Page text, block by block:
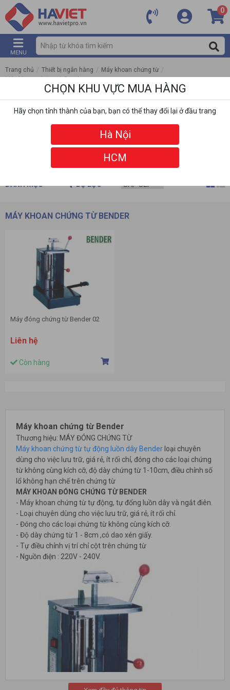
0
MENU
Trang chủ / Thiết bị ngân hàng / Máy khoan chứng từ /
Máy khoan chứng từ Bender
DANH MỤC BỘ LỌC
MÁY KHOAN CHỨNG TỪ BENDER
Máy đóng chứng từ Bender 02
Liên hệ
Còn hàng
Máy khoan chứng từ Bender
Thương hiệu: MÁY ĐÓNG CHỨNG TỪ
Máy khoan chứng từ tự động luồn dây Bender loại chuyên
dùng cho việc lưu trữ, giá rẻ, ít rối chỉ, đóng cho các loại chứng
từ không cùng kích cỡ, độ dày chứng từ 1-10cm, điều chỉnh số
lổ không hạn chế trên chứng từ
MÁY KHOAN ĐÓNG CHỨNG TỪ BENDER
- Máy khoan chứng từ tự động, tự đống luồn dây và ngắt điên.
- Loại chuyên dùng cho việc lưu trữ, giá rẻ, ít rối chỉ.
- Đóng cho các loại chứng từ không cùng kích cỡ.
- Độ dày chứng từ 1 - 8cm ,có dao xén giấy.
- Tự điều chỉnh vị trí chỉ cột trên chứng từ
- Nguồn điện : 220V - 240V.
CHỌN KHU VỰC MUA HÀNG
Hãy chọn tỉnh thành của bạn, bạn có thể thay đổi lại ở đầu trang
Hà Nội
HCM